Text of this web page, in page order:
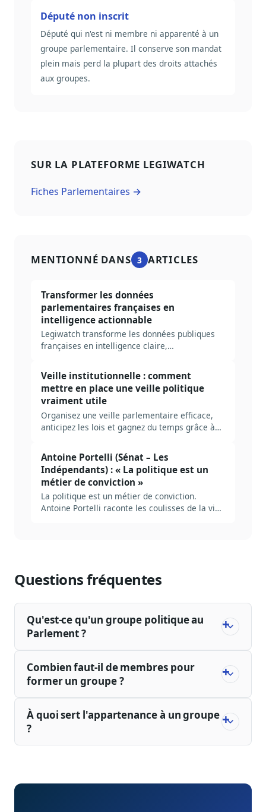
Député non inscrit
Député qui n'est ni membre ni apparenté à un
groupe parlementaire. Il conserve son mandat
plein mais perd la plupart des droits attachés
aux groupes.
SUR LA PLATEFORME LEGIWATCH
Fiches Parlementaires →
MENTIONNÉ DANS 3 ARTICLES
Transformer les données
parlementaires françaises en
intelligence actionnable
Legiwatch transforme les données publiques
françaises en intelligence claire,
Veille institutionnelle : comment
mettre en place une veille politique
vraiment utile
Organisez une veille parlementaire efficace,
anticipez les lois et gagnez du temps grâce à
Antoine Portelli (Sénat – Les
Indépendants) : « La politique est un
métier de conviction »
La politique est un métier de conviction.
Antoine Portelli raconte les coulisses de la vie
Questions fréquentes
Qu'est-ce qu'un groupe politique au
Parlement ?
Combien faut-il de membres pour
former un groupe ?
À quoi sert l'appartenance à un groupe
?